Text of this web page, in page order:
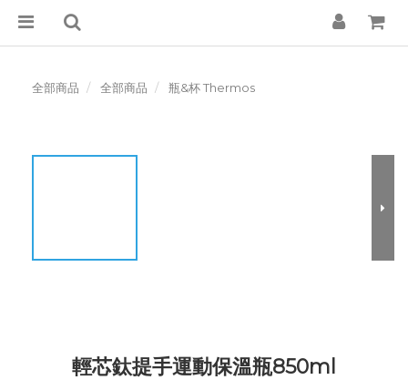
全部商品 全部商品 瓶&杯 Thermos
輕芯鈦提手運動保溫瓶850ml